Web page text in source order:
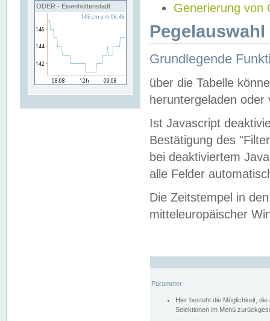
ODER - Eisenhüttenstadt
Generierung von
Grundlegende
über die Tabelle
heruntergeladen oder
Ist Javascript
Bestätigung des
bei deaktiviertem
alle Felder
Die Zeitstempel in
mitteleuropäischer
Parameter
Hier besteht die Möglichkeit,
Selektionen im Menü